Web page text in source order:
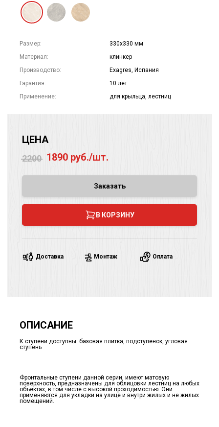
Размер:
330х330 мм
Материал:
клинкер
Производство:
Exagres, Испания
Гарантия:
10 лет
Применение:
для крыльца, лестниц
ЦЕНА
2200 1890 руб./шт.
Заказать
В КОРЗИНУ
Доставка Монтаж Оплата
ОПИСАНИЕ
К ступени доступны: базовая плитка, подступенок, угловая
ступень
Фронтальные ступени данной серии, имеют матовую
поверхность, предназначены для облицовки лестниц на любых
объектах, в том числе с высокой проходимостью. Они
применяются для укладки на улице и внутри жилых и не жилых
помещений.